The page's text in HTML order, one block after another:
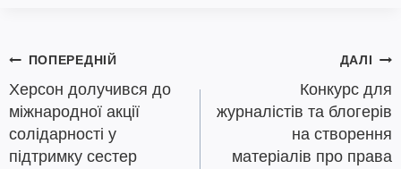
Навігація
записів
ПОПЕРЕДНІЙ
Херсон долучився до
міжнародної акції
солідарності у
підтримку сестер
ДАЛІ
Конкурс для
журналістів та блогерів
на створення
матеріалів про права